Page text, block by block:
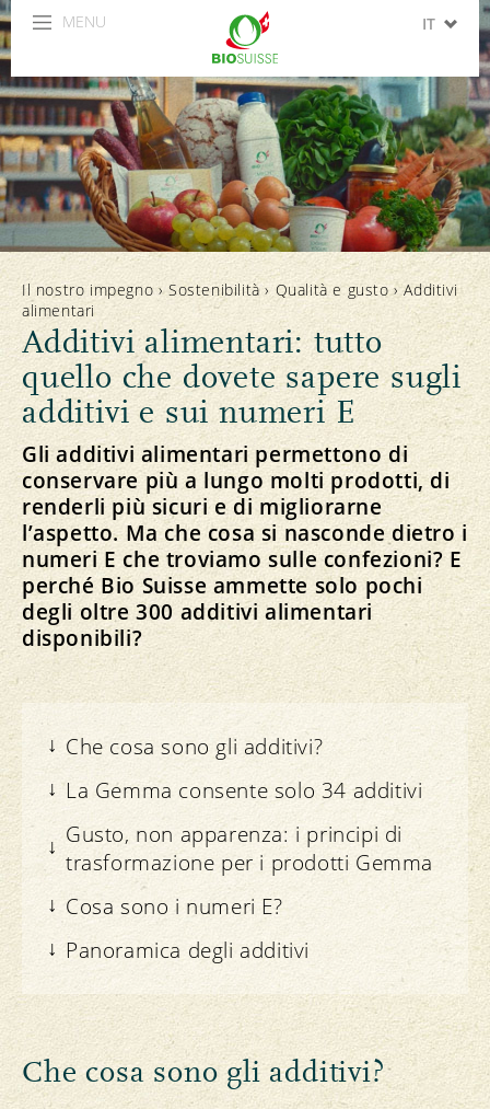
MENU IT
FR
EN
ES
Il nostro impegno ›Sostenibilità › Qualità e gusto›Additivi
alimentari
Additivi alimentari: tutto
quello che dovete sapere sugli
additivi e sui numeri E
Gli additivi alimentari permettono di
conservare più a lungo molti prodotti, di
renderli più sicuri e di migliorarne
l’aspetto. Ma che cosa si nasconde dietro i
numeri E che troviamo sulle confezioni? E
perché Bio Suisse ammette solo pochi
degli oltre 300 additivi alimentari
disponibili?
Che cosa sono gli additivi?
La Gemma consente solo 34 additivi
Gusto, non apparenza: i principi di
trasformazione per i prodotti Gemma
Cosa sono i numeri E?
Panoramica degli additivi
Che cosa sono gli additivi?